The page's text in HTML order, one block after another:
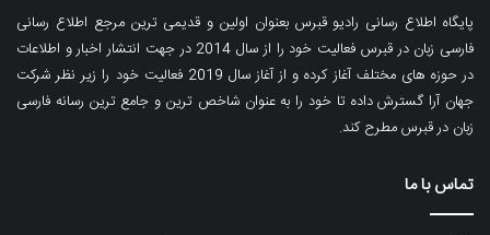
پایگاه اطلاع رسانی رادیو قبرس بعنوان اولین و قدیمی ترین مرجع اطلاع رسانی
فارسی زبان در قبرس فعالیت خود را از سال 2014 در جهت انتشار اخبار و اطلاعات
در حوزه های مختلف آغاز کرده و از آغاز سال 2019 فعالیت خود را زیر نظر شرکت
جهان آرا گسترش داده تا خود را به عنوان شاخص ترین و جامع ترین رسانه فارسی
زبان در قبرس مطرح کند.
تماس با ما